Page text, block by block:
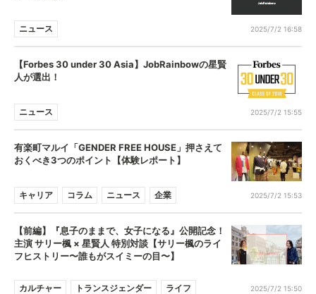
ニュース 2025/7/2 16:58
【Forbes 30 under 30 Asia】JobRainbowの星賢
人が選出！
ニュース 2025/7/2 15:55
有楽町マルイ「GENDER FREE HOUSE」押さえて
おくべき3つのポイント【体験レポート】
キャリア コラム ニュース 企業 2025/7/2 15:53
【前編】『息子のままで、女子になる』公開記念！
主演 サリー楓 × 星賢人 特別対談【サリー楓のライ
フヒストリー〜誰もがスイミーの目〜】
カルチャー トランスジェンダー ライフ 2025/7/2 15:50